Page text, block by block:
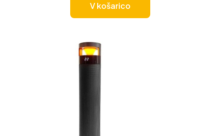
V košarico